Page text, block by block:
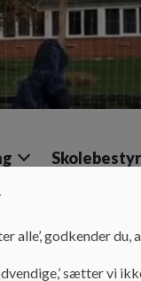
alle’, godkender
sætter vi